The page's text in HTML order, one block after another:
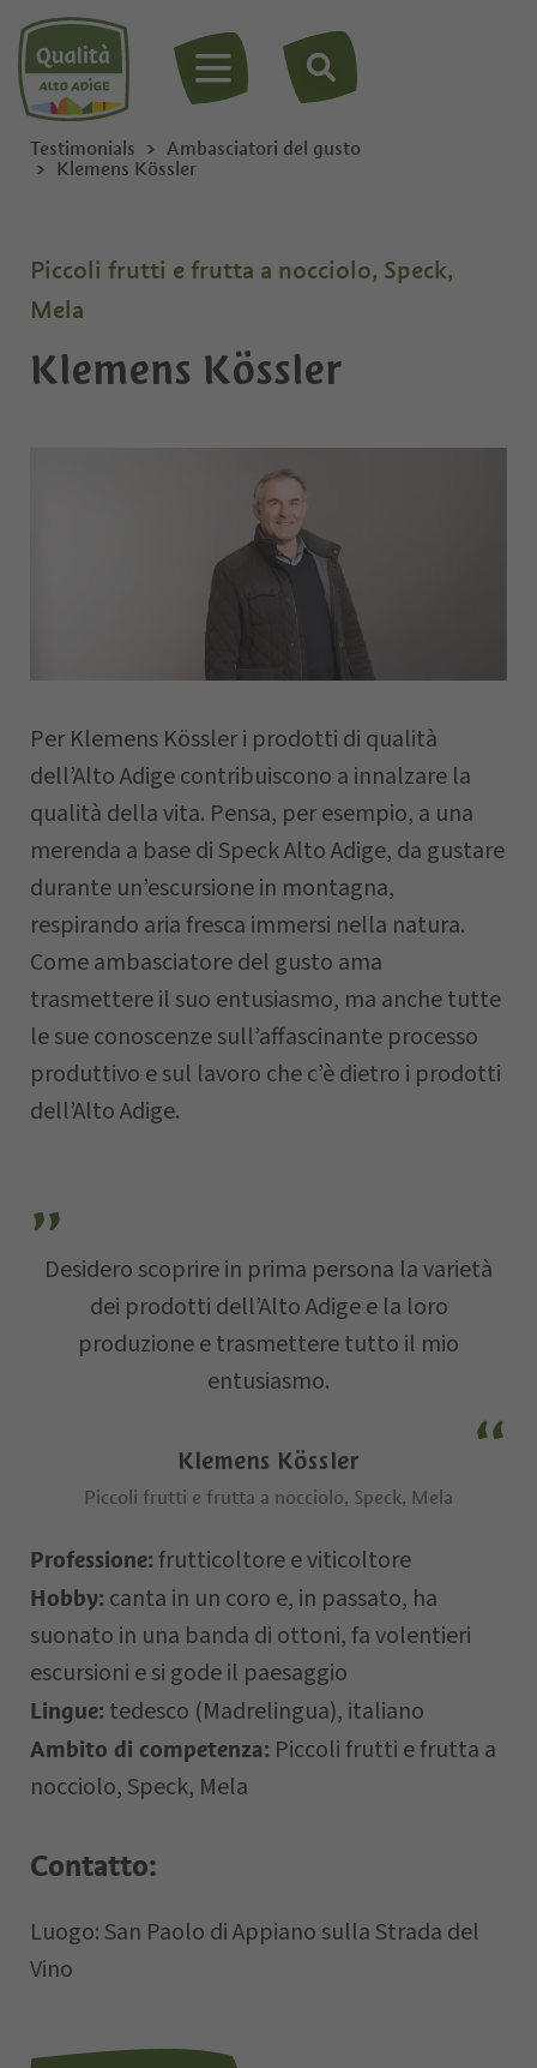
MENU
Testimonials
Ambasciatori del gusto
Klemens Kössler
Piccoli frutti e frutta a nocciolo, Speck,
Mela
Klemens Kössler
Per Klemens Kössler i prodotti di qualità
dell’Alto Adige contribuiscono a innalzare la
qualità della vita. Pensa, per esempio, a una
merenda a base di Speck Alto Adige, da gustare
durante un’escursione in montagna,
respirando aria fresca immersi nella natura.
Come ambasciatore del gusto ama
trasmettere il suo entusiasmo, ma anche tutte
le sue conoscenze sull’affascinante processo
produttivo e sul lavoro che c’è dietro i prodotti
dell’Alto Adige.
Desidero scoprire in prima persona la varietà
dei prodotti dell’Alto Adige e la loro
produzione e trasmettere tutto il mio
entusiasmo.
Klemens Kössler
Piccoli frutti e frutta a nocciolo, Speck, Mela
Professione:frutticoltore e viticoltore
Hobby: canta in un coro e, in passato, ha
suonato in una banda di ottoni, fa volentieri
escursioni e si gode il paesaggio
Lingue: tedesco (Madrelingua), italiano
Ambito di competenza: Piccoli frutti e frutta a
nocciolo, Speck, Mela
Contatto:
Luogo: San Paolo di Appiano sulla Strada del
Vino
Azienda
CAP
Comune
Via
Data della
richiesta
Il vostro messaggio…
Letto e compreso laprivacy policy,
autorizzo il Titolare al trattamento dei